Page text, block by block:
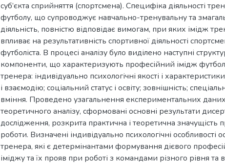
суб’єкта сприйняття (спортсмена). Специфіка діяльності
футболу, що супроводжує навчально-тренувальну та
діяльність, повністю відповідає вимогам, при яких імідж
впливає на результативність спортивної діяльності
футболіста. В процесі аналізу було виділено наступні
компоненти, що характеризують професійний імідж
тренера: індивідуально психологічні якості і
і взаємодію; соціальний статус і освіту; зовнішність;
вміння. Проведено узагальнення експериментальних
теоретичного аналізу, сформовані основні результати
дослідження, розкрита практична і теоретична значущість
роботи. Визначені індивідуально психологічні особливості
тренера, які є детермінантами формування дієвого
іміджу та їх прояв при роботі з командами різного рівня та